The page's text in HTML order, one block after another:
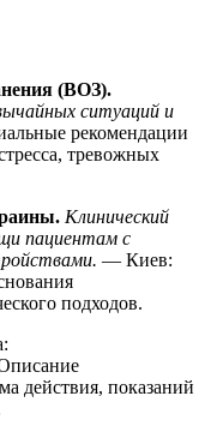
(ВОЗ).
ситуаций и
рекомендации
тревожных
Клинический
пациентам с
— Киев:
подходов.
действия, показаний